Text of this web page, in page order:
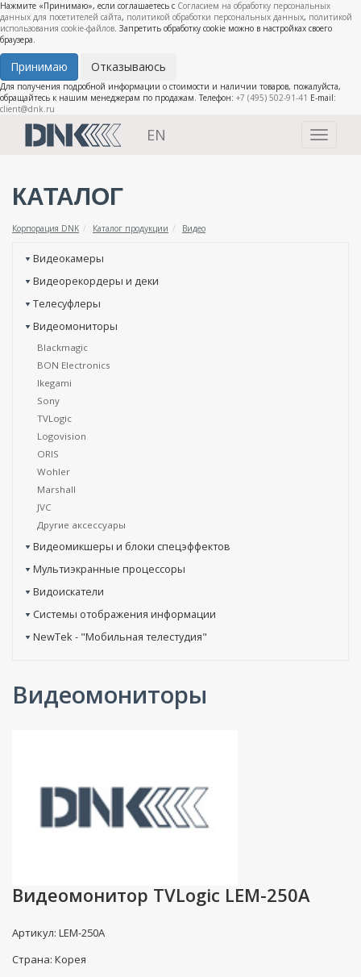
Нажмите «Принимаю», если соглашаетесь с Согласием на обработку персональных
данных для посетителей сайта, политикой обработки персональных данных, политикой
использования cookie-файлов. Запретить обработку cookie можно в настройках своего
браузера.
Принимаю Отказываюсь
Для получения подробной информации о стоимости и наличии товаров, пожалуйста,
обращайтесь к нашим менеджерам по продажам. Телефон: +7 (495) 502-91-41 E-mail:
client@dnk.ru
Toggle
EN
КАТАЛОГ
Корпорация DNK Каталог продукции Видео
Видеокамеры
Видеорекордеры и деки
Телесуфлеры
Видеомониторы
Blackmagic
BON Electronics
Ikegami
Sony
TVLogic
Logovision
ORIS
Wohler
Marshall
JVC
Другие аксессуары
Видеомикшеры и блоки спецэффектов
Мультиэкранные процессоры
Видоискатели
Системы отображения информации
NewTek - "Мобильная телестудия"
Видеомониторы
Видеомонитор TVLogic LEM-250A
Артикул: LEM-250A
Страна: Корея